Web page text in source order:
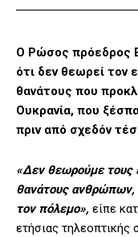
Ο Ρώσος πρόεδρος
ότι δεν θεωρεί τον
θανάτους που
Ουκρανία, που
πριν από σχεδόν
«Δεν θεωρούμε τους
θανάτους ανθρώπων,
τον πόλεμο», είπε
ετήσιας τηλεοπτικής